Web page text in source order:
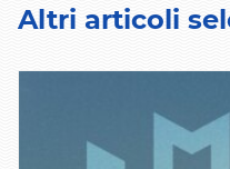
Altri articoli